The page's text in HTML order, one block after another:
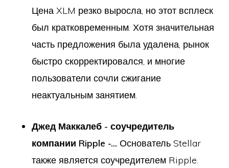
Цена XLM резко выросла, но этот всплеск
был кратковременным. Хотя значительная
часть предложения была удалена, рынок
быстро скорректировался, и многие
пользователи сочли сжигание
неактуальным занятием.
Джед Маккалеб - соучредитель
компании Ripple -... Основатель Stellar
также является соучредителем Ripple.